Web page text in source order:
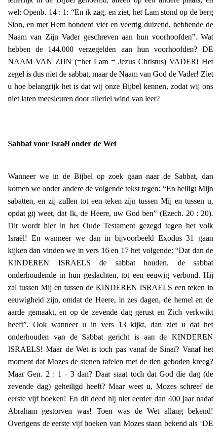
wel: Openb. 14 : 1: “En ik zag, en ziet, het Lam stond op de berg
Sion, en met Hem honderd vier en veertig duizend, hebbende de
Naam van Zijn Vader geschreven aan hun voorhoofden”. Wat
hebben de 144.000 verzegelden aan hun voorhoofden? DE
NAAM VAN ZIJN (=het Lam = Jezus Christus) VADER! Het
zegel is dus niet de sabbat, maar de Naam van God de Vader! Ziet
u hoe belangrijk het is dat wij onze Bijbel kennen, zodat wij ons
niet laten meesleuren door allerlei wind van leer?
Sabbat voor Israël onder de Wet
Wanneer we in de Bijbel op zoek gaan naar de Sabbat, dan
komen we onder andere de volgende tekst tegen: “En heiligt Mijn
sabatten, en zij zullen tot een teken zijn tussen Mij en tussen u,
opdat gij weet, dat Ik, de Heere, uw God ben” (Ezech. 20 : 20).
Dit wordt hier in het Oude Testament gezegd tegen het volk
Israël! En wanneer we dan in bijvoorbeeld Exodus 31 gaan
kijken dan vinden we in vers 16 en 17 het volgende: “Dat dan de
KINDEREN ISRAELS de sabbat houden, de sabbat
onderhoudende in hun geslachten, tot een eeuwig verbond. Hij
zal tussen Mij en tussen de KINDEREN ISRAELS een teken in
eeuwigheid zijn, omdat de Heere, in zes dagen, de hemel en de
aarde gemaakt, en op de zevende dag gerust en Zich verkwikt
heeft”. Ook wanneer u in vers 13 kijkt, dan ziet u dat het
onderhouden van de Sabbat gericht is aan de KINDEREN
ISRAELS! Maar de Wet is toch pas vanaf de Sinaï? Vanaf het
moment dat Mozes de stenen tafelen met de tien geboden kreeg?
Maar Gen. 2 : 1 - 3 dan? Daar staat toch dat God die dag (de
zevende dag) geheiligd heeft? Maar weet u, Mozes schreef de
eerste vijf boeken! En dit deed hij niet eerder dan 400 jaar nadat
Abraham gestorven was! Toen was de Wet allang bekend!
Overigens de eerste vijf boeken van Mozes staan bekend als ‘DE